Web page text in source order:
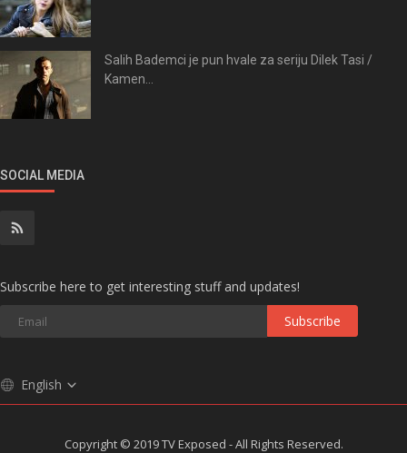
Salih Bademci je pun hvale za seriju Dilek Tasi /
Kamen...
SOCIAL MEDIA
Subscribe here to get interesting stuff and updates!
Subscribe
English
Copyright © 2019 TV Exposed - All Rights Reserved.